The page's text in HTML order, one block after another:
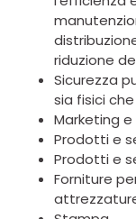
riduzione
Sicurezza
sia fisici
Marketing
Prodotti e
Prodotti e
Forniture